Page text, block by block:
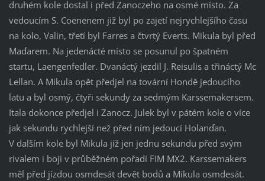
druhém kole dostal i před Zanoczeho na osmé místo. Za
vedoucím S. Coenenem již byl po zajetí nejrychlejšího času
na kolo, Valin, třetí byl Farres a čtvrtý Everts. Mikula byl před
Maďarem. Na jedenácté místo se posunul po špatném
startu, Laengenfedler. Dvanáctý jezdil J. Reisulis a třináctý Mc
Lellan. A Mikula opět předjel na tovární Hondě jedoucího
latu a byl osmý, čtyři sekundy za sedmým Karssemakersem.
Itala dokonce předjel i Zanocz. Julek byl v pátém kole o více
jak sekundu rychlejší než před ním jedoucí Holanďan.
V dalším kole byl Mikula již jen jednu sekundu před svým
rivalem i boji v průběžném pořadí FIM MX2. Karssemakers
měl před jízdou osmdesát devět bodů a Mikula osmdesát.